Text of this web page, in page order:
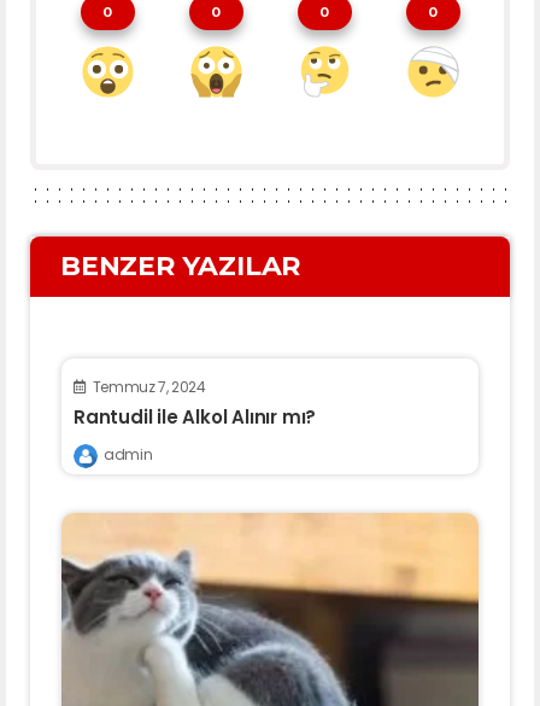
0 0 0 0
BENZER YAZILAR
Temmuz 7, 2024
Rantudil ile Alkol Alınır mı?
admin